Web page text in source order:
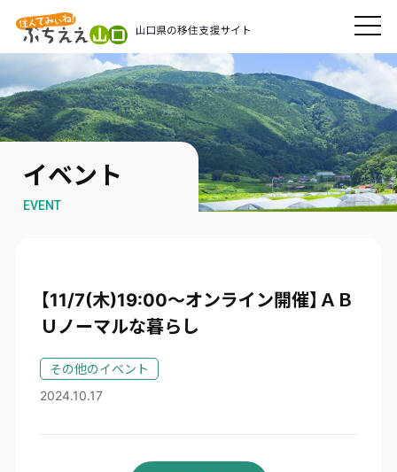
イベント
EVENT
【11/7(木)19:00～オンライン開催】ＡＢ
Ｕノーマルな暮らし
その他のイベント
2024.10.17